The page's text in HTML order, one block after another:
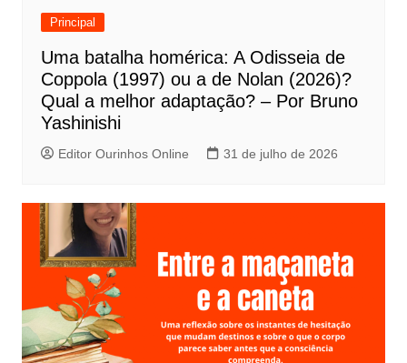
Principal
Uma batalha homérica: A Odisseia de
Coppola (1997) ou a de Nolan (2026)?
Qual a melhor adaptação? – Por Bruno
Yashinishi
Editor Ourinhos Online 31 de julho de 2026